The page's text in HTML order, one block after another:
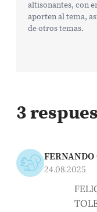
altisonantes, con
aporten al tema,
de otros temas.
3
24.08.2025